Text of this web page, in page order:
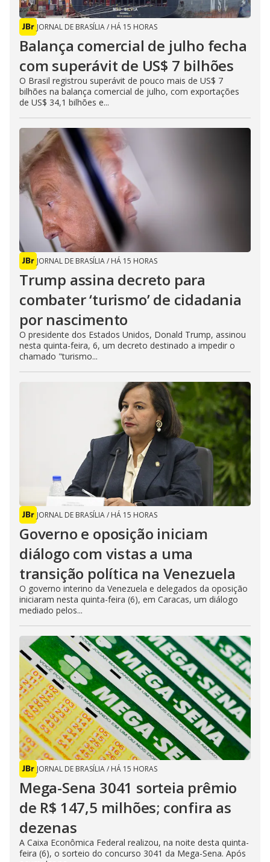
JORNAL DE BRASÍLIA/ HÁ 15 HORAS
Balança comercial de julho fecha
com superávit de US$ 7 bilhões
O Brasil registrou superávit de pouco mais de US$ 7
bilhões na balança comercial de julho, com exportações
de US$ 34,1 bilhões e...
JORNAL DE BRASÍLIA/ HÁ 15 HORAS
Trump assina decreto para
combater ‘turismo’ de cidadania
por nascimento
O presidente dos Estados Unidos, Donald Trump, assinou
nesta quinta-feira, 6, um decreto destinado a impedir o
chamado "turismo...
JORNAL DE BRASÍLIA/ HÁ 15 HORAS
Governo e oposição iniciam
diálogo com vistas a uma
transição política na Venezuela
O governo interino da Venezuela e delegados da oposição
iniciaram nesta quinta-feira (6), em Caracas, um diálogo
mediado pelos...
JORNAL DE BRASÍLIA/ HÁ 15 HORAS
Mega-Sena 3041 sorteia prêmio
de R$ 147,5 milhões; confira as
dezenas
A Caixa Econômica Federal realizou, na noite desta quinta-
feira (6), o sorteio do concurso 3041 da Mega-Sena. Após